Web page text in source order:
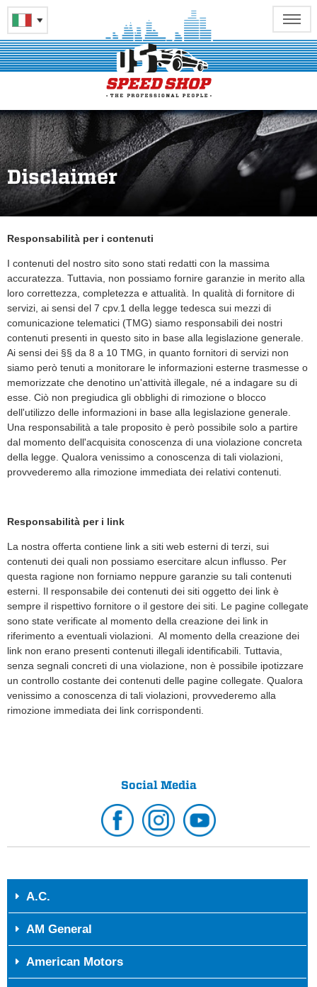
Disclaimer
Responsabilità per i contenuti
I contenuti del nostro sito sono stati redatti con la massima
accuratezza. Tuttavia, non possiamo fornire garanzie in merito alla
loro correttezza, completezza e attualità. In qualità di fornitore di
servizi, ai sensi del 7 cpv.1 della legge tedesca sui mezzi di
comunicazione telematici (TMG) siamo responsabili dei nostri
contenuti presenti in questo sito in base alla legislazione generale.
Ai sensi dei §§ da 8 a 10 TMG, in quanto fornitori di servizi non
siamo però tenuti a monitorare le informazioni esterne trasmesse o
memorizzate che denotino un'attività illegale, né a indagare su di
esse. Ciò non pregiudica gli obblighi di rimozione o blocco
dell'utilizzo delle informazioni in base alla legislazione generale.
Una responsabilità a tale proposito è però possibile solo a partire
dal momento dell'acquisita conoscenza di una violazione concreta
della legge. Qualora venissimo a conoscenza di tali violazioni,
provvederemo alla rimozione immediata dei relativi contenuti.
Responsabilità per i link
La nostra offerta contiene link a siti web esterni di terzi, sui
contenuti dei quali non possiamo esercitare alcun influsso. Per
questa ragione non forniamo neppure garanzie su tali contenuti
esterni. Il responsabile dei contenuti dei siti oggetto dei link è
sempre il rispettivo fornitore o il gestore dei siti. Le pagine collegate
sono state verificate al momento della creazione dei link in
riferimento a eventuali violazioni. Al momento della creazione dei
link non erano presenti contenuti illegali identificabili. Tuttavia,
senza segnali concreti di una violazione, non è possibile ipotizzare
un controllo costante dei contenuti delle pagine collegate. Qualora
venissimo a conoscenza di tali violazioni, provvederemo alla
rimozione immediata dei link corrispondenti.
Social Media
A.C.
AM General
American Motors